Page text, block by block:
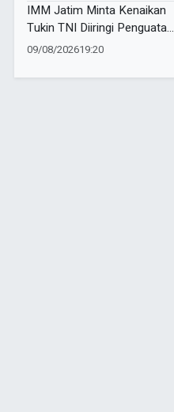
IMM Jatim Minta Kenaikan
Tukin TNI Diiringi Penguatan
Kesejahteraan Guru
09/08/202619:20